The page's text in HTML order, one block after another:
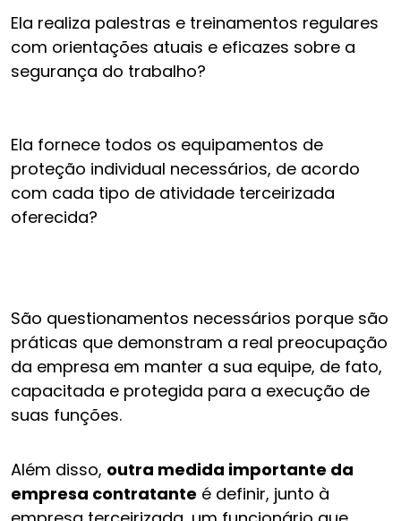
Ela realiza palestras e treinamentos regulares
com orientações atuais e eficazes sobre a
segurança do trabalho?
Ela fornece todos os equipamentos de
proteção individual necessários, de acordo
com cada tipo de atividade terceirizada
oferecida?
São questionamentos necessários porque são
práticas que demonstram a real preocupação
da empresa em manter a sua equipe, de fato,
capacitada e protegida para a execução de
suas funções.
Além disso, outra medida importante da
empresa contratante é definir, junto à